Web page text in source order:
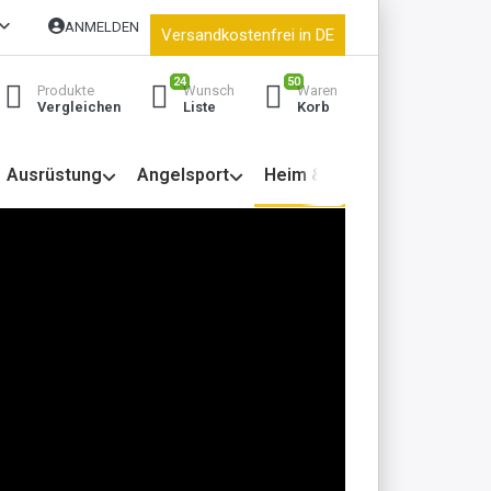
ANMELDEN Versandkostenfrei in DE
Produkte
Vergleichen
24
Wunsch
Liste
50
Waren
Korb
Ausrüstung Angelsport Heim & Garten